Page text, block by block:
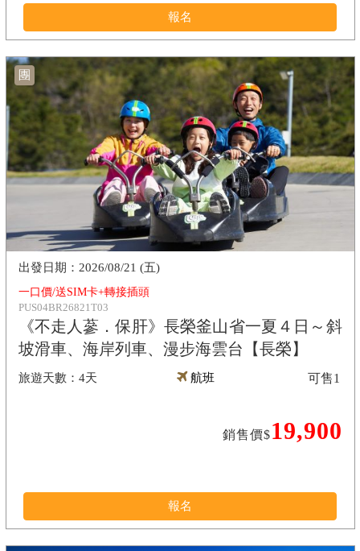
報名
團
一口價/送SIM卡+轉接插頭
PUS04BR26821T03
《不走人蔘．保肝》長榮釜山省一夏４日～斜
坡滑車、海岸列車、漫步海雲台【長榮】
4天
2026/08/21 (五)
航班
銷售價$19,900
可售1
報名